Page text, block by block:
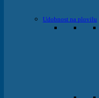
Udobnost na plovilu